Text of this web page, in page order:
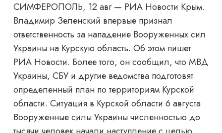
СИМФЕРОПОЛЬ, 12 авг — РИА Новости Крым.
Владимир Зеленский впервые признал
ответственность за нападение Вооруженных сил
Украины на Курскую область. Об этом пишет
РИА Новости. Более того, он сообщил, что МВД
Украины, СБУ и другие ведомства подготовят
определенный план по территориям Курской
области. Ситуация в Курской области 6 августа
Вооруженные силы Украины численностью до